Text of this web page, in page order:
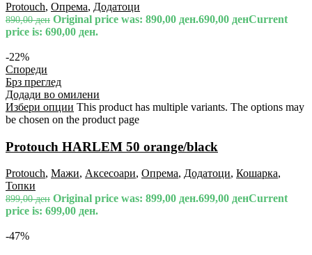
Protouch, Опрема, Додатоци
890,00ден Original price was: 890,00 ден.690,00 денCurrent
price is: 690,00 ден.
-22%
Спореди
Брз преглед
Додади во омилени
Избери опции This product has multiple variants. The options may
be chosen on the product page
Protouch HARLEM 50 orange/black
Protouch, Мажи, Аксесоари, Опрема, Додатоци, Кошарка,
Топки
899,00ден Original price was: 899,00 ден.699,00 денCurrent
price is: 699,00 ден.
-47%